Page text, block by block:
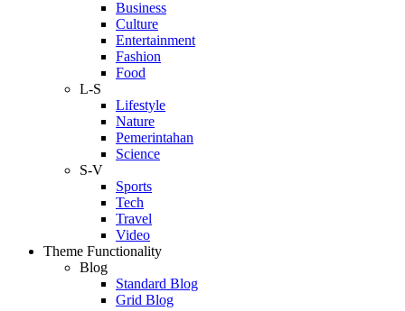
Business
Culture
Entertainment
Fashion
Food
L-S
Lifestyle
Nature
Pemerintahan
Science
S-V
Sports
Tech
Travel
Video
Theme Functionality
Blog
Standard Blog
Grid Blog